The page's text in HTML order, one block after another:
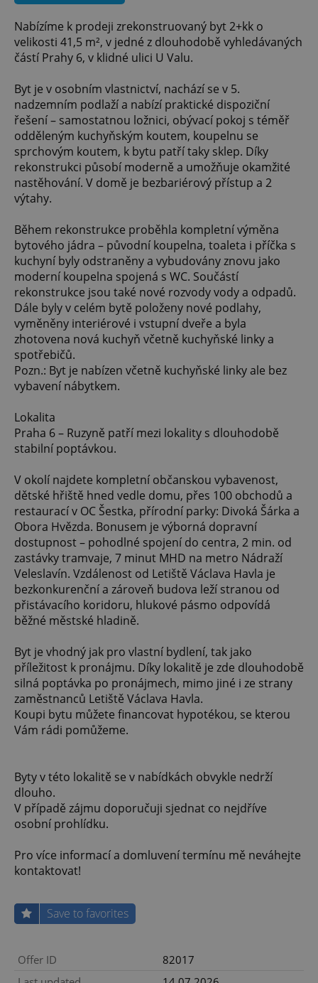
Nabízíme k prodeji zrekonstruovaný byt 2+kk o
velikosti 41,5 m², v jedné z dlouhodobě vyhledávaných
částí Prahy 6, v klidné ulici U Valu.
Byt je v osobním vlastnictví, nachází se v 5.
nadzemním podlaží a nabízí praktické dispoziční
řešení – samostatnou ložnici, obývací pokoj s téměř
odděleným kuchyňským koutem, koupelnu se
sprchovým koutem, k bytu patří taky sklep. Díky
rekonstrukci působí moderně a umožňuje okamžité
nastěhování. V domě je bezbariérový přístup a 2
výtahy.
Během rekonstrukce proběhla kompletní výměna
bytového jádra – původní koupelna, toaleta i příčka s
kuchyní byly odstraněny a vybudovány znovu jako
moderní koupelna spojená s WC. Součástí
rekonstrukce jsou také nové rozvody vody a odpadů.
Dále byly v celém bytě položeny nové podlahy,
vyměněny interiérové i vstupní dveře a byla
zhotovena nová kuchyň včetně kuchyňské linky a
spotřebičů.
Pozn.: Byt je nabízen včetně kuchyňské linky ale bez
vybavení nábytkem.
Lokalita
Praha 6 – Ruzyně patří mezi lokality s dlouhodobě
stabilní poptávkou.
V okolí najdete kompletní občanskou vybavenost,
dětské hřiště hned vedle domu, přes 100 obchodů a
restaurací v OC Šestka, přírodní parky: Divoká Šárka a
Obora Hvězda. Bonusem je výborná dopravní
dostupnost – pohodlné spojení do centra, 2 min. od
zastávky tramvaje, 7 minut MHD na metro Nádraží
Veleslavín. Vzdálenost od Letiště Václava Havla je
bezkonkurenční a zároveň budova leží stranou od
přistávacího koridoru, hlukové pásmo odpovídá
běžné městské hladině.
Byt je vhodný jak pro vlastní bydlení, tak jako
příležitost k pronájmu. Díky lokalitě je zde dlouhodobě
silná poptávka po pronájmech, mimo jiné i ze strany
zaměstnanců Letiště Václava Havla.
Koupi bytu můžete financovat hypotékou, se kterou
Vám rádi pomůžeme.
Byty v této lokalitě se v nabídkách obvykle nedrží
dlouho.
V případě zájmu doporučuji sjednat co nejdříve
osobní prohlídku.
Pro více informací a domluvení termínu mě neváhejte
kontaktovat!
Save to favorites
Offer ID
82017